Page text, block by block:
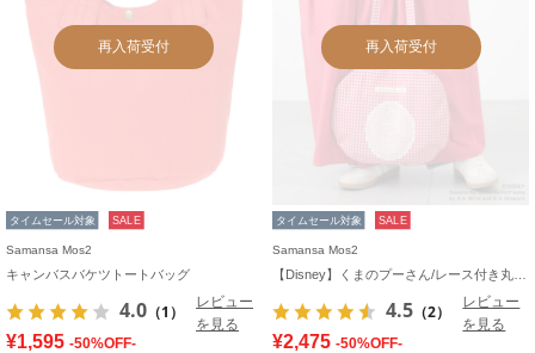
再入荷受付
タイムセール対象 SALE
Samansa Mos2
キャンバスバケツトートバッグ
4.0 （1）
レビュー
を見る
¥1,595 -50%OFF-
再入荷受付
タイムセール対象 SALE
Samansa Mos2
4.5 （2）
レビュー
を見る
¥2,475 -50%OFF-